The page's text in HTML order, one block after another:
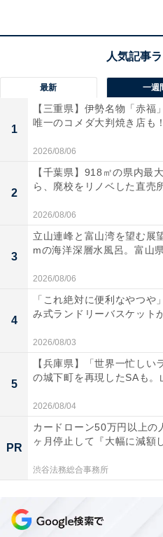
「竜泉寺の湯 草加谷塚店
「竜泉寺の湯 草加谷塚店」
せられています。
高濃度炭酸泉に入ったら
じんわりと温まる感覚が
何種類もあるのがすごく
で飽きずに楽しめます。
サウナの後に超冷水風呂
浴でととのう体験ができ
水風呂は他ではなかなか
ナ好きにはたまりません。
最新 一週
1
【三重県】伊勢名物「赤福
唯一のコメダ大判焼き店も
2026/08/06
2
【千葉県】918㎡の県内最
ら、廃校をリノベした直売
2026/08/06
3
立山連峰と富山湾を望む展
mの海洋深層水風呂。富山
2026/08/06
4
「これ絶対に便利なやつや
み式ランドリーバスケット
2026/08/03
5
【兵庫県】「世界一忙しい
の城下町を再現したSAも。
2026/08/04
PR
カードローン50万円以上の
ヶ月停止して『大幅に減額
渋谷法務総合事務所